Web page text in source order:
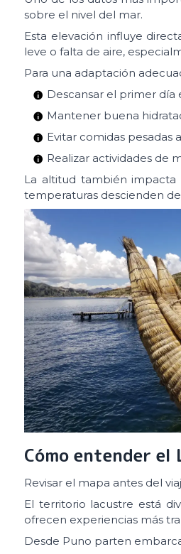
sobre el nivel del mar.
Esta elevación influye
leve o falta de aire,
Para una adaptación
Descansar el primer día
Mantener buena
Evitar comidas pesadas
Realizar actividades de
La altitud también
temperaturas descienden
Cómo entender el
Revisar el mapa antes del
El territorio lacustre está
ofrecen experiencias más
Desde Puno parten